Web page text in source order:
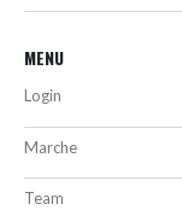
MENU
Login
Marche
Team